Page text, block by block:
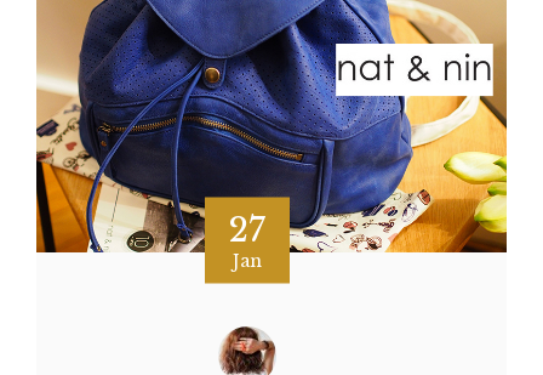
27
Jan